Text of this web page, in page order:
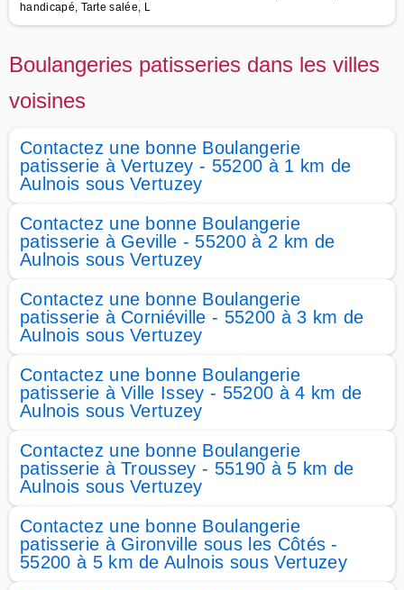
handicapé, Tarte salée, L
Boulangeries patisseries dans les villes
voisines
Contactez une bonne Boulangerie
patisserie à Vertuzey - 55200 à 1 km de
Aulnois sous Vertuzey
Contactez une bonne Boulangerie
patisserie à Geville - 55200 à 2 km de
Aulnois sous Vertuzey
Contactez une bonne Boulangerie
patisserie à Corniéville - 55200 à 3 km de
Aulnois sous Vertuzey
Contactez une bonne Boulangerie
patisserie à Ville Issey - 55200 à 4 km de
Aulnois sous Vertuzey
Contactez une bonne Boulangerie
patisserie à Troussey - 55190 à 5 km de
Aulnois sous Vertuzey
Contactez une bonne Boulangerie
patisserie à Gironville sous les Côtés -
55200 à 5 km de Aulnois sous Vertuzey